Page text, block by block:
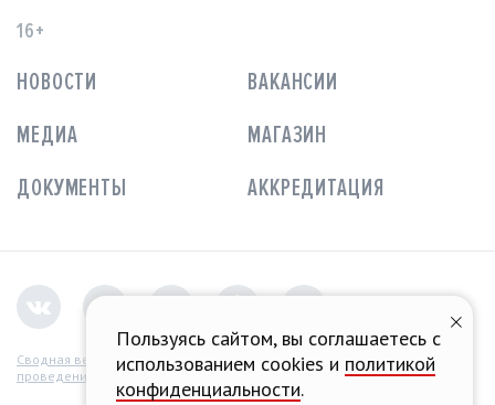
16+
НОВОСТИ
ВАКАНСИИ
МЕДИА
МАГАЗИН
ДОКУМЕНТЫ
АККРЕДИТАЦИЯ
Сводная ведомость
проведения СОУТ
Пользуясь сайтом, вы соглашаетесь с
использованием cookies и политикой
конфиденциальности.